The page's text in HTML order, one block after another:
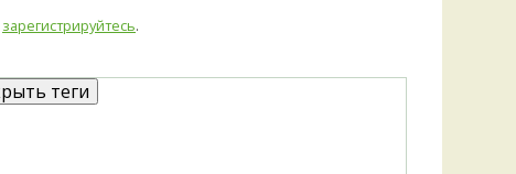
зарегистрируйтесь.